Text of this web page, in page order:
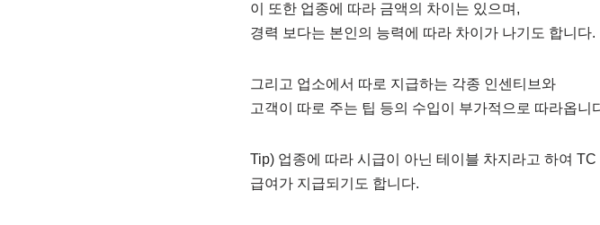
이 또한 업종에 따라 금액의 차이는 있으며,
경력 보다는 본인의 능력에 따라 차이가 나기도 합니다.
그리고 업소에서 따로 지급하는 각종 인센티브와
고객이 따로 주는 팁 등의 수입이 부가적으로 따라옵니
Tip) 업종에 따라 시급이 아닌 테이블 차지라고 하여 TC
급여가 지급되기도 합니다.